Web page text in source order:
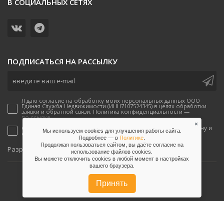
ПОДПИСАТЬСЯ НА РАССЫЛКУ
Я даю согласие на обработку моих персональных данных ООО
Единая Служба Недвижимости (ИНН7107524345) в целях обработки
заявки и обратной связи. Политика конфиденциальности —
по ссылке.
Согласен(-а) на получение рекламных предложений по телефону и
email от ООО Единая Служба Недвижимости
Разработаноonpeak
2026, Единая служба недвижимости
Соглашение на обработку данных
Мы используем cookies для улучшения работы сайта.
Подробнее — вПолитике
Продолжая пользоваться сайтом, вы даёте согласие на
использование файлов сookies.
Вы можете отключить сookies в любой момент в настройках
вашего браузера.
Принять
×